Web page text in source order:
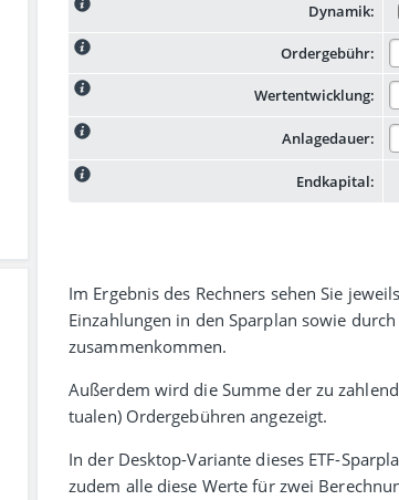
Dynamik:
Ordergebühr:
Wertentwicklung:
Anlagedauer:
Endkapital:
Im Ergebnis des Rechners sehen Sie
Einzahlungen in den Sparplan sowie
zusammenkommen.
Außerdem wird die Summe der zu
tualen) Order­gebühren angezeigt.
In der Desktop-Variante dieses ETF-
zudem alle diese Werte für zwei